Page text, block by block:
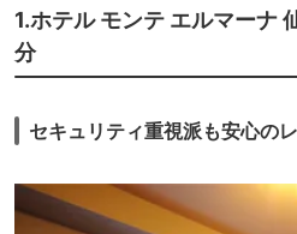
12.ナインアワーズ仙
台
1.ホテル モンテ エルマーナ
分
セキュリティ重視派も安心の